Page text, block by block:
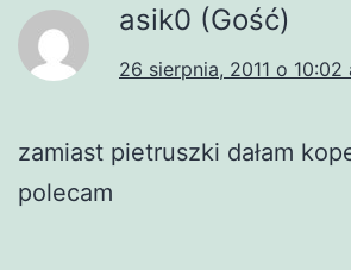
asik0 (Gość)
26 sierpnia, 2011 o 10:02
zamiast pietruszki dałam
polecam